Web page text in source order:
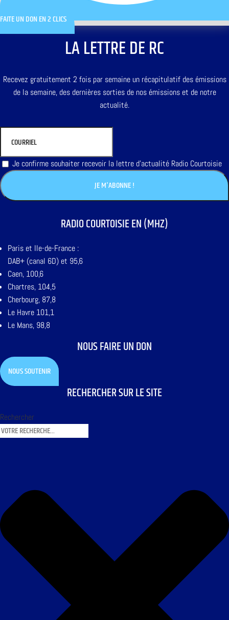
FAITE UN DON EN 2 CLICS
LA LETTRE DE RC
Recevez gratuitement 2 fois par semaine un récapitulatif des émissions
de la semaine, des dernières sorties de nos émissions et de notre
actualité.
Je confirme souhaiter recevoir la lettre d'actualité Radio Courtoisie
RADIO COURTOISIE EN (MHZ)
Paris et Ile-de-France :
DAB+ (canal 6D) et 95,6
Caen, 100,6
Chartres, 104,5
Cherbourg, 87,8
Le Havre 101,1
Le Mans, 98,8
NOUS FAIRE UN DON
NOUS SOUTENIR
RECHERCHER SUR LE SITE
Rechercher